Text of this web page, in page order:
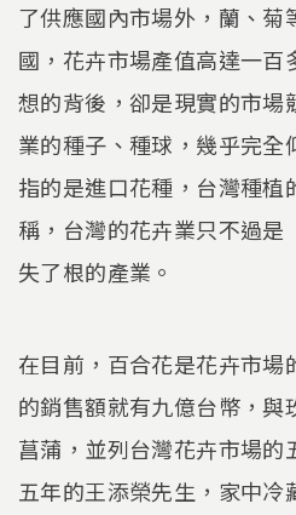
了供應國內市場外，蘭、菊
國，花卉市場產值高達一百
想的背後，卻是現實的市場
業的種子、種球，幾乎完全
指的是進口花種，台灣種植
稱，台灣的花卉業只不過是
失了根的產業。
在目前，百合花是花卉市場
的銷售額就有九億台幣，與
菖蒲，並列台灣花卉市場的
五年的王添榮先生，家中冷